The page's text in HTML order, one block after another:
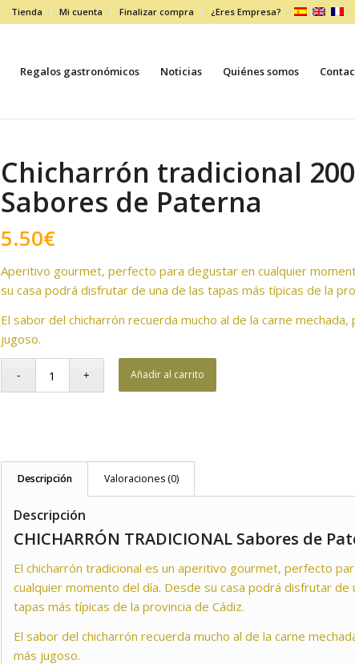
Tienda Mi cuenta Finalizar compra ¿Eres Empresa?
Regalos gastronómicos Noticias Quiénes somos
Chicharrón tradicional
Sabores de Paterna
5.50€
Aperitivo gourmet, perfecto para degustar en cualquier
su casa podrá disfrutar de una de las tapas más típicas de la
El sabor del chicharrón recuerda mucho al de la carne mechada,
jugoso.
Añadir al carrito
Descripción Valoraciones (0)
Descripción
CHICHARRÓN TRADICIONAL Sabores de
El chicharrón tradicional es un aperitivo gourmet, perfecto
cualquier momento del día. Desde su casa podrá disfrutar de
tapas más típicas de la provincia de Cádiz.
El sabor del chicharrón recuerda mucho al de la carne
más jugoso.